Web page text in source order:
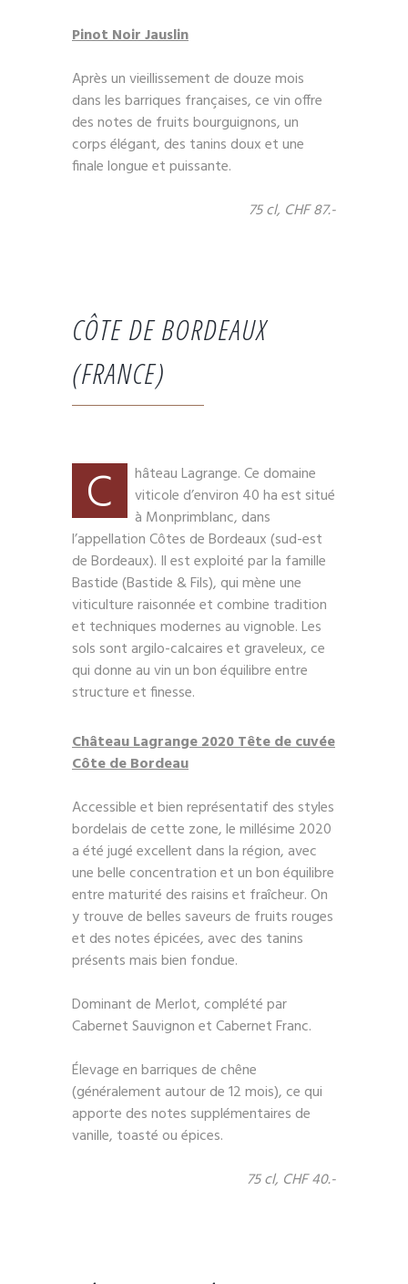
Pinot Noir Jauslin
Après un vieillissement de douze mois
dans les barriques françaises, ce vin offre
des notes de fruits bourguignons, un
corps élégant, des tanins doux et une
finale longue et puissante.
75 cl, CHF 87.-
CÔTE DE BORDEAUX
(FRANCE)
C
hâteau Lagrange. Ce domaine
viticole d’environ 40 ha est situé
à Monprimblanc, dans
l’appellation Côtes de Bordeaux (sud-est
de Bordeaux). Il est exploité par la famille
Bastide (Bastide & Fils), qui mène une
viticulture raisonnée et combine tradition
et techniques modernes au vignoble. Les
sols sont argilo-calcaires et graveleux, ce
qui donne au vin un bon équilibre entre
structure et finesse.
Château Lagrange 2020 Tête de cuvée
Côte de Bordeau
Accessible et bien représentatif des styles
bordelais de cette zone, le millésime 2020
a été jugé excellent dans la région, avec
une belle concentration et un bon équilibre
entre maturité des raisins et fraîcheur. On
y trouve de belles saveurs de fruits rouges
et des notes épicées, avec des tanins
présents mais bien fondue.
Dominant de Merlot, complété par
Cabernet Sauvignon et Cabernet Franc.
Élevage en barriques de chêne
(généralement autour de 12 mois), ce qui
apporte des notes supplémentaires de
vanille, toasté ou épices.
75 cl, CHF 40.-